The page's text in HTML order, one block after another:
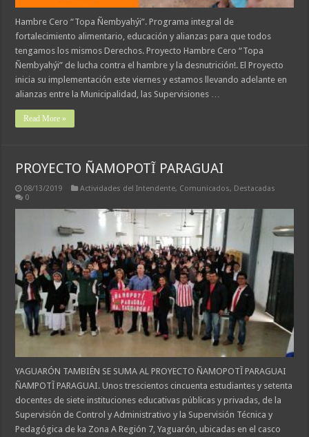
Hambre Cero “Topa Ñembyahýi”. Programa integral de
fortalecimiento alimentario, educación y alianzas para que todos
tengamos los mismos Derechos. Proyecto Hambre Cero “Topa
Ñembyahýi” de lucha contra el hambre y la desnutrición!. El Proyecto
inicia su implementación este viernes y estamos llevando adelante en
alianzas entre la Municipalidad, las Supervisiones …
Read More »
PROYECTO ÑAMOPOTĨ PARAGUAI
08/13/2019 Actividades del Intendente, Comunicados, Destacadas
0
YAGUARÓN TAMBIÉN SE SUMA AL PROYECTO ÑAMOPOTĨ PARAGUAI
ÑAMPOTĨ PARAGUAI. Unos trescientos cincuenta estudiantes y setenta
docentes de siete instituciones educativas públicas y privadas, de la
Supervisión de Control y Administrativo y la Supervisión Técnica y
Pedagógica de ka Zona A Región 7, Yaguarón, ubicadas en el casco